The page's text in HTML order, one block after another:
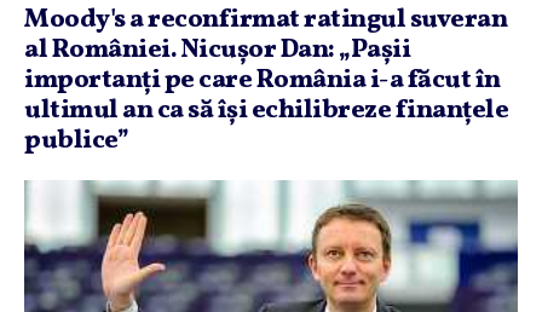
Moody's a reconfirmat ratingul suveran
al României. Nicuşor Dan: „Paşii
importanţi pe care România i-a făcut în
ultimul an ca să îşi echilibreze finanţele
publice”